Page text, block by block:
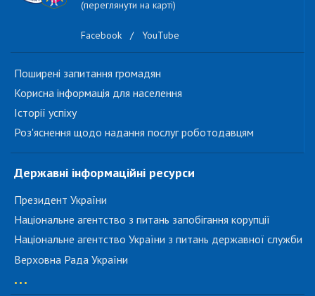
(переглянути на карті)
Facebook / YouTube
Поширені запитання громадян
Корисна інформація для населення
Історії успіху
Роз'яснення щодо надання послуг роботодавцям
Державні інформаційні ресурси
Президент України
Національне агентство з питань запобігання корупції
Національне агентство України з питань державної служби
Верховна Рада України
...